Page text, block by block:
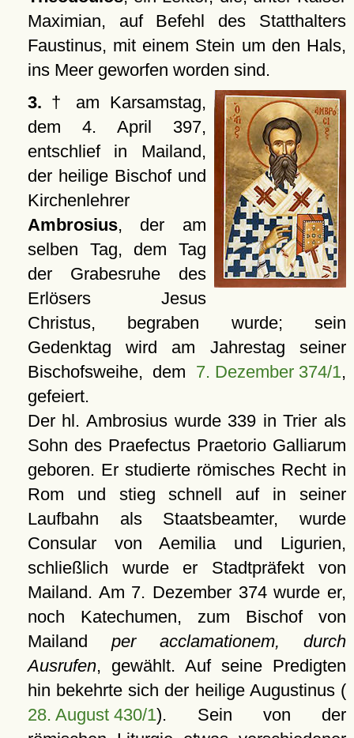
Maximian, auf Befehl des Statthalters
Faustinus, mit einem Stein um den Hals,
ins Meer geworfen worden sind.
3. † am Karsamstag,
dem 4. April 397,
entschlief in Mailand,
der heilige Bischof und
Kirchenlehrer
Ambrosius, der am
selben Tag, dem Tag
der Grabesruhe des
Erlösers Jesus
Christus, begraben wurde; sein
Gedenktag wird am Jahrestag seiner
Bischofsweihe, dem 7. Dezember 374/1,
gefeiert.
Der hl. Ambrosius wurde 339 in Trier als
Sohn des Praefectus Praetorio Galliarum
geboren. Er studierte römisches Recht in
Rom und stieg schnell auf in seiner
Laufbahn als Staatsbeamter, wurde
Consular von Aemilia und Ligurien,
schließlich wurde er Stadtpräfekt von
Mailand. Am 7. Dezember 374 wurde er,
noch Katechumen, zum Bischof von
Mailand per acclamationem, durch
Ausrufen, gewählt. Auf seine Predigten
hin bekehrte sich der heilige Augustinus (
28. August 430/1). Sein von der